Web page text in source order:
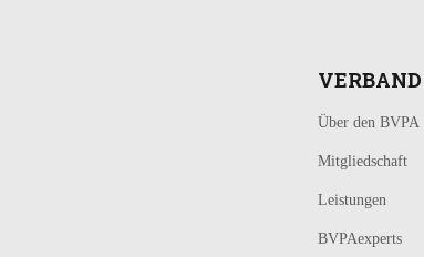
VERBAND
Über den BVPA
Mitgliedschaft
Leistungen
BVPAexperts